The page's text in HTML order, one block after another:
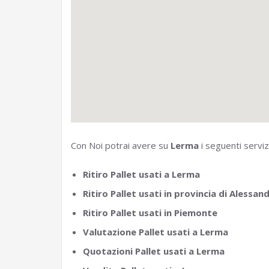
Con Noi potrai avere su Lerma i seguenti
Ritiro Pallet usati a Lerma
Ritiro Pallet usati in provincia di
Ritiro Pallet usati in Piemonte
Valutazione Pallet usati a Lerma
Quotazioni Pallet usati a Lerma